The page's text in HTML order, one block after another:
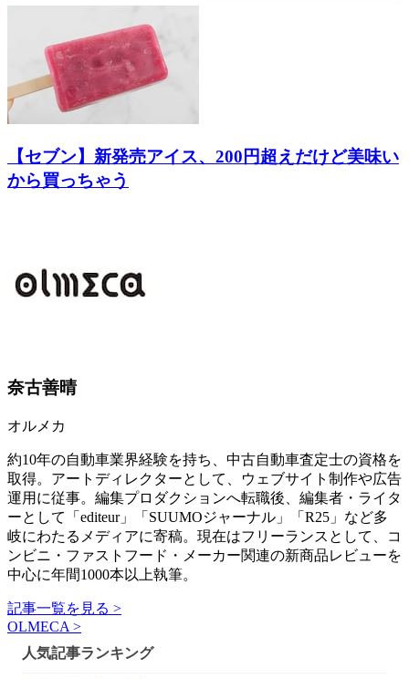
【セブン】新発売アイス、200円超えだけど美味い
から買っちゃう
奈古善晴
オルメカ
約10年の自動車業界経験を持ち、中古自動車査定士の資格を
取得。アートディレクターとして、ウェブサイト制作や広告
運用に従事。編集プロダクションへ転職後、編集者・ライタ
ーとして「editeur」「SUUMOジャーナル」「R25」など多
岐にわたるメディアに寄稿。現在はフリーランスとして、コ
ンビニ・ファストフード・メーカー関連の新商品レビューを
中心に年間1000本以上執筆。
記事一覧を見る >
OLMECA >
人気記事ランキング